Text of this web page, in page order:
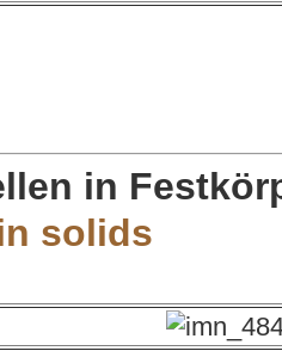
in
solids